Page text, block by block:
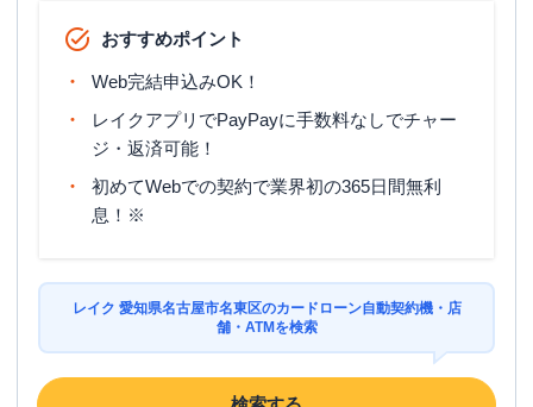
おすすめポイント
Web完結申込みOK！
レイクアプリでPayPayに手数料なしでチャー
ジ・返済可能！
初めてWebでの契約で業界初の365日間無利
息！※
レイク 愛知県名古屋市名東区のカードローン自動契約機・店
舗・ATMを検索